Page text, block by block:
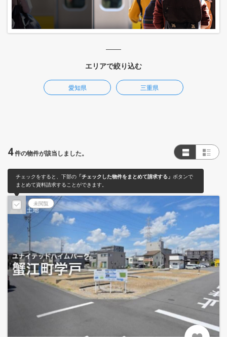
エリアで絞り込む
愛知県 三重県
4件の物件が該当しました。
チェックをすると、下部の 「チェックした物件をまとめて請求する」 ボタンで
まとめて資料請求することができます。
未閲覧